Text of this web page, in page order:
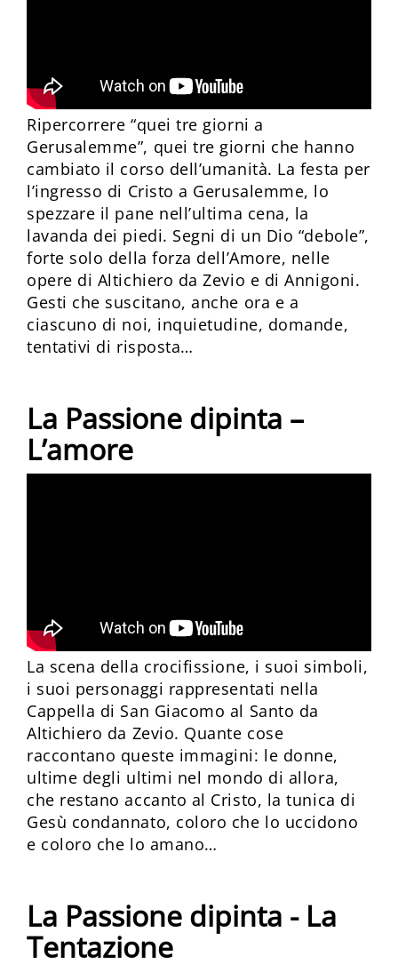
Ripercorrere “quei tre giorni a
Gerusalemme”, quei tre giorni che hanno
cambiato il corso dell’umanità. La festa per
l’ingresso di Cristo a Gerusalemme, lo
spezzare il pane nell’ultima cena, la
lavanda dei piedi. Segni di un Dio “debole”,
forte solo della forza dell’Amore, nelle
opere di Altichiero da Zevio e di Annigoni.
Gesti che suscitano, anche ora e a
ciascuno di noi, inquietudine, domande,
tentativi di risposta…
La Passione dipinta –
L’amore
La scena della crocifissione, i suoi simboli,
i suoi personaggi rappresentati nella
Cappella di San Giacomo al Santo da
Altichiero da Zevio. Quante cose
raccontano queste immagini: le donne,
ultime degli ultimi nel mondo di allora,
che restano accanto al Cristo, la tunica di
Gesù condannato, coloro che lo uccidono
e coloro che lo amano…
La Passione dipinta - La
Tentazione